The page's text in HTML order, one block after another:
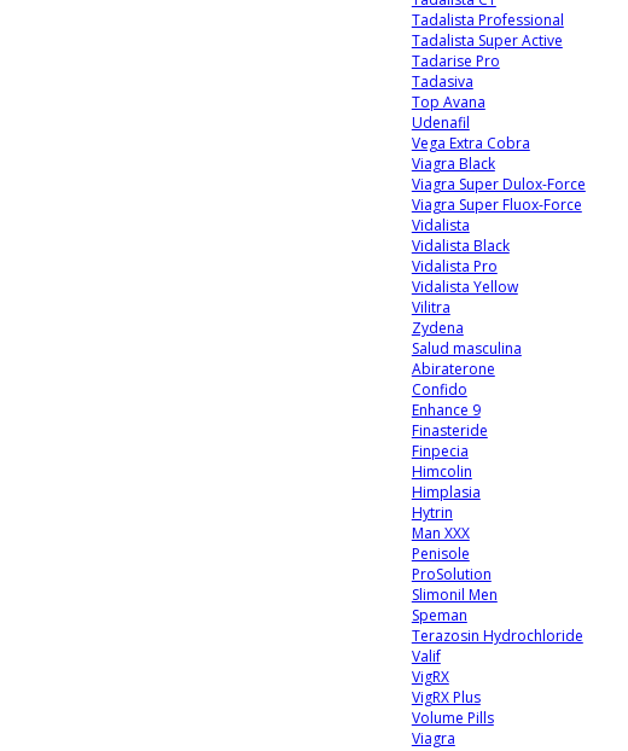
Tadalista Professional
Tadalista Super Active
Tadarise Pro
Tadasiva
Top Avana
Udenafil
Vega Extra Cobra
Viagra Black
Viagra Super Dulox-Force
Viagra Super Fluox-Force
Vidalista
Vidalista Black
Vidalista Pro
Vidalista Yellow
Vilitra
Zydena
Salud masculina
Abiraterone
Confido
Enhance 9
Finasteride
Finpecia
Himcolin
Himplasia
Hytrin
Man XXX
Penisole
ProSolution
Slimonil Men
Speman
Terazosin Hydrochloride
Valif
VigRX
VigRX Plus
Volume Pills
Viagra